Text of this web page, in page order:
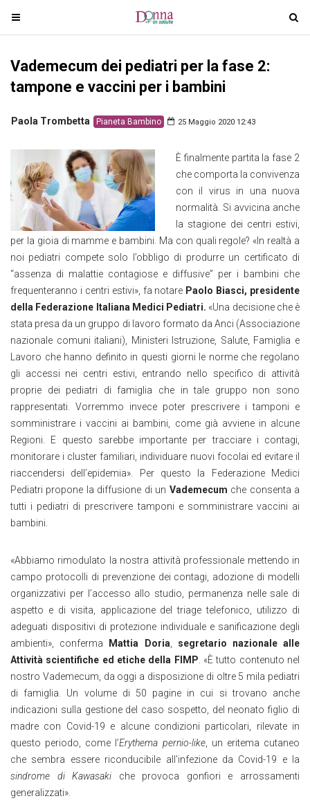
T
o
g
l
n
v
g
a
o
T
o
Vademecum dei pediatri per la fase 2:
tampone e vaccini per i bambini
Paola Trombetta Pianeta Bambino 25 Maggio 2020 12:43
È finalmente partita la fase 2
che comporta la convivenza
con il virus in una nuova
normalità. Si avvicina anche
la stagione dei centri estivi,
per la gioia di mamme e bambini. Ma con quali regole? «In realtà a
noi pediatri compete solo l’obbligo di produrre un certificato di
“assenza di malattie contagiose e diffusive” per i bambini che
frequenteranno i centri estivi», fa notare Paolo Biasci, presidente
della Federazione Italiana Medici Pediatri. «Una decisione che è
stata presa da un gruppo di lavoro formato da Anci (Associazione
nazionale comuni italiani), Ministeri Istruzione, Salute, Famiglia e
Lavoro che hanno definito in questi giorni le norme che regolano
gli accessi nei centri estivi, entrando nello specifico di attività
proprie dei pediatri di famiglia che in tale gruppo non sono
rappresentati. Vorremmo invece poter prescrivere i tamponi e
somministrare i vaccini ai bambini, come già avviene in alcune
Regioni. E questo sarebbe importante per tracciare i contagi,
monitorare i cluster familiari, individuare nuovi focolai ed evitare il
riaccendersi dell’epidemia». Per questo la Federazione Medici
Pediatri propone la diffusione di un Vademecum che consenta a
tutti i pediatri di prescrivere tamponi e somministrare vaccini ai
bambini.
«Abbiamo rimodulato la nostra attività professionale mettendo in
campo protocolli di prevenzione dei contagi, adozione di modelli
organizzativi per l’accesso allo studio, permanenza nelle sale di
aspetto e di visita, applicazione del triage telefonico, utilizzo di
adeguati dispositivi di protezione individuale e sanificazione degli
ambienti», conferma
Mattia Doria
segretario nazionale alle
Attività scientifiche ed etiche della FIMP . «È tutto contenuto nel
nostro Vademecum, da oggi a disposizione di oltre 5 mila pediatri
di famiglia. Un volume di 50 pagine in cui si trovano anche
indicazioni sulla gestione del caso sospetto, del neonato figlio di
madre con Covid-19 e alcune condizioni particolari, rilevate in
questo periodo, come l’Erythema pernio-like, un eritema cutaneo
che sembra essere riconducibile all’infezione da Covid-19 e la
sindrome di Kawasaki che provoca gonfiori e arrossamenti
generalizzati».